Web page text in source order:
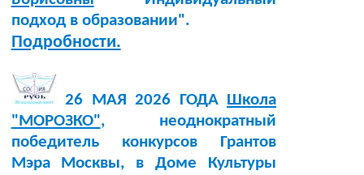
подход в образовании".
Подробности.
26 МАЯ 2026 ГОДА Школа
"МОРОЗКО", неоднократный
победитель конкурсов Грантов
Мэра Москвы, в Доме Культуры